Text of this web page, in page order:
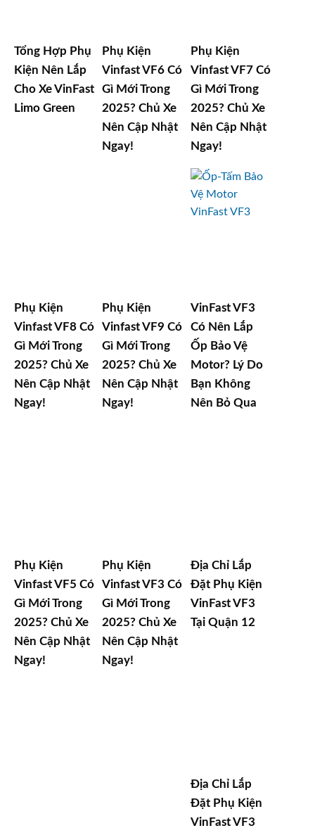
Tổng Hợp Phụ
Kiện Nên Lắp
Cho Xe VinFast
Limo Green
Phụ Kiện
Vinfast VF6 Có
Gì Mới Trong
2025? Chủ Xe
Nên Cập Nhật
Ngay!
Phụ Kiện
Vinfast VF7 Có
Gì Mới Trong
2025? Chủ Xe
Nên Cập Nhật
Ngay!
Phụ Kiện
Vinfast VF8 Có
Gì Mới Trong
2025? Chủ Xe
Nên Cập Nhật
Ngay!
Phụ Kiện
Vinfast VF9 Có
Gì Mới Trong
2025? Chủ Xe
Nên Cập Nhật
Ngay!
VinFast VF3
Có Nên Lắp
Ốp Bảo Vệ
Motor? Lý Do
Bạn Không
Nên Bỏ Qua
Phụ Kiện
Vinfast VF5 Có
Gì Mới Trong
2025? Chủ Xe
Nên Cập Nhật
Ngay!
Phụ Kiện
Vinfast VF3 Có
Gì Mới Trong
2025? Chủ Xe
Nên Cập Nhật
Ngay!
Địa Chỉ Lắp
Đặt Phụ Kiện
VinFast VF3
Tại Quận 12
Địa Chỉ Lắp
Đặt Phụ Kiện
VinFast VF3